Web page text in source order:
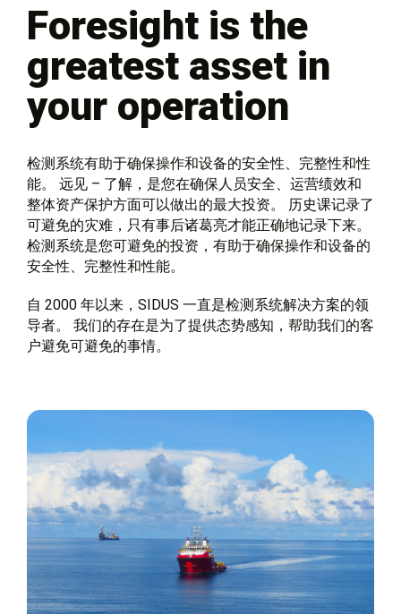
Foresight is the
greatest asset in
your operation
检测系统有助于确保操作和设备的安全性、完整性和性
能。 远见 – 了解，是您在确保人员安全、运营绩效和
整体资产保护方面可以做出的最大投资。 历史课记录了
可避免的灾难，只有事后诸葛亮才能正确地记录下来。
检测系统是您可避免的投资，有助于确保操作和设备的
安全性、完整性和性能。
自 2000 年以来，SIDUS 一直是检测系统解决方案的领
导者。 我们的存在是为了提供态势感知，帮助我们的客
户避免可避免的事情。